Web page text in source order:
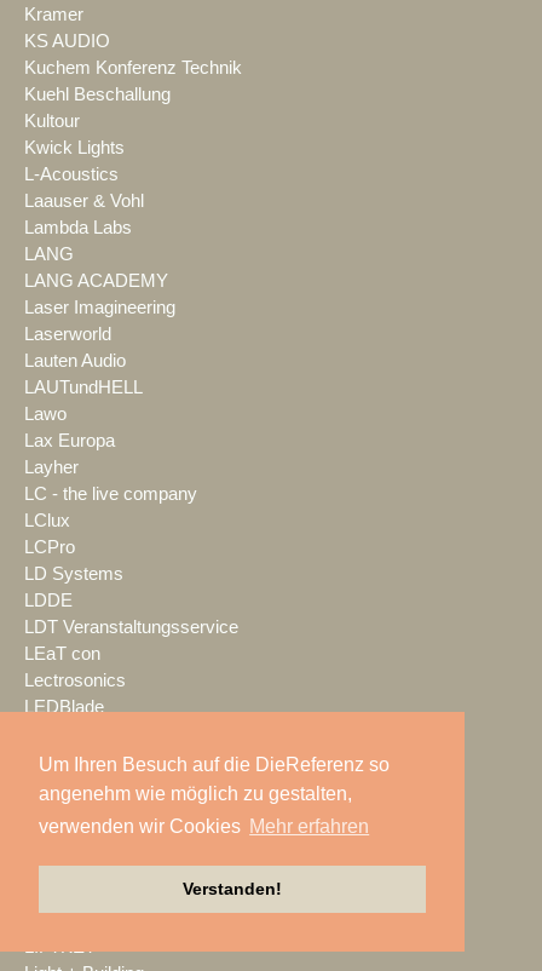
Um Ihren Besuch auf die DieReferenz so
angenehm wie möglich zu gestalten,
verwenden wir Cookies Mehr erfahren
Verstanden!
Kramer
KS AUDIO
Kuchem Konferenz Technik
Kuehl Beschallung
Kultour
Kwick Lights
L-Acoustics
Laauser & Vohl
Lambda Labs
LANG
LANG ACADEMY
Laser Imagineering
Laserworld
Lauten Audio
LAUTundHELL
Lawo
Lax Europa
Layher
LC - the live company
LClux
LCPro
LD Systems
LDDE
LDT Veranstaltungsservice
LEaT con
Lectrosonics
LEDBlade
LEDium
Leu Sound
LG Electronics Deutschland